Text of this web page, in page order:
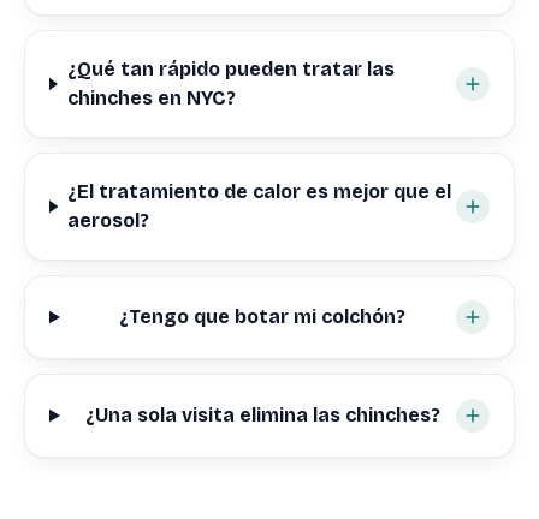
¿Qué tan rápido pueden tratar las
chinches en NYC?
¿El tratamiento de calor es mejor que el
aerosol?
¿Tengo que botar mi colchón?
¿Una sola visita elimina las chinches?